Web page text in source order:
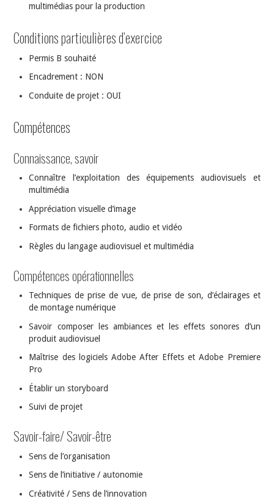
multimédias pour la production
Conditions particulières d’exercice
Permis B souhaité
Encadrement : NON
Conduite de projet : OUI
Compétences
Connaissance, savoir
Connaître l’exploitation des équipements audiovisuels et
multimédia
Appréciation visuelle d’image
Formats de fichiers photo, audio et vidéo
Règles du langage audiovisuel et multimédia
Compétences opérationnelles
Techniques de prise de vue, de prise de son, d’éclairages et
de montage numérique
Savoir composer les ambiances et les effets sonores d’un
produit audiovisuel
Maîtrise des logiciels Adobe After Effets et Adobe Premiere
Pro
Établir un storyboard
Suivi de projet
Savoir-faire/ Savoir-être
Sens de l’organisation
Sens de l’initiative / autonomie
Créativité / Sens de l’innovation